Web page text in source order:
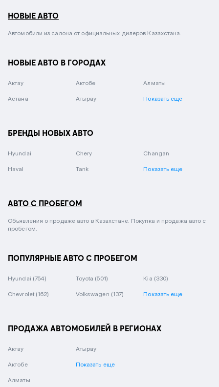
НОВЫЕ АВТО
Автомобили из салона от официальных дилеров Казахстана.
НОВЫЕ АВТО В ГОРОДАХ
Актау Актобе Алматы
Астана Атырау Показать еще
БРЕНДЫ НОВЫХ АВТО
Hyundai Chery Changan
Haval Tank Показать еще
АВТО С ПРОБЕГОМ
Объявления о продаже авто в Казахстане. Покупка и продажа авто с
пробегом.
ПОПУЛЯРНЫЕ АВТО С ПРОБЕГОМ
Hyundai (754) Toyota (501) Kia (330)
Chevrolet (162) Volkswagen (137) Показать еще
ПРОДАЖА АВТОМОБИЛЕЙ В РЕГИОНАХ
Актау
Актобе
Алматы
Атырау
Показать еще